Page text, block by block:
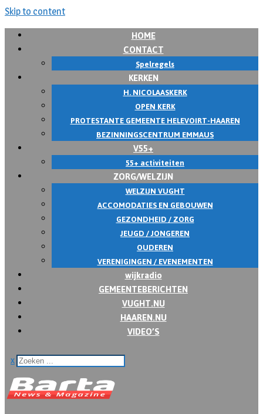
Skip to content
HOME
CONTACT
Spelregels
KERKEN
H. NICOLAASKERK
OPEN KERK
PROTESTANTE GEMEENTE HELEVOIRT-HAAREN
BEZINNINGSCENTRUM EMMAUS
V55+
55+ activiteiten
ZORG/WELZIJN
WELZIJN VUGHT
ACCOMODATIES EN GEBOUWEN
GEZONDHEID / ZORG
JEUGD / JONGEREN
OUDEREN
VERENIGINGEN / EVENEMENTEN
wijkradio
GEMEENTEBERICHTEN
VUGHT.NU
HAAREN.NU
VIDEO’S
x